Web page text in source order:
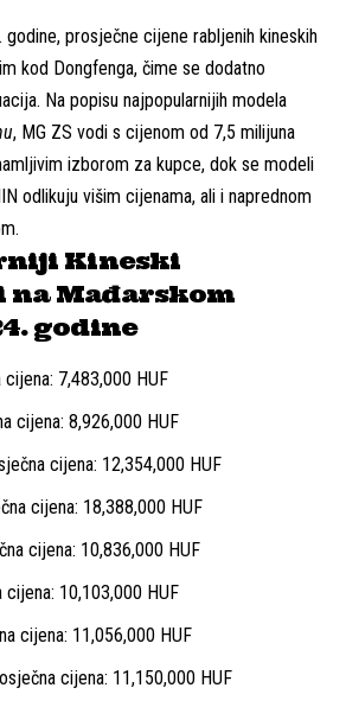
prosječne cijene rabljenih kineskih
kod Dongfenga, čime se dodatno
Na popisu najpopularnijih modela
, MG ZS vodi s cijenom od 7,5 milijuna
izborom za kupce, dok se modeli
odlikuju višim cijenama, ali i naprednom
Kineski
Mađarskom
godine
7,483,000 HUF
cijena: 8,926,000 HUF
cijena: 12,354,000 HUF
cijena: 18,388,000 HUF
cijena: 10,836,000 HUF
cijena: 10,103,000 HUF
cijena: 11,056,000 HUF
cijena: 11,150,000 HUF